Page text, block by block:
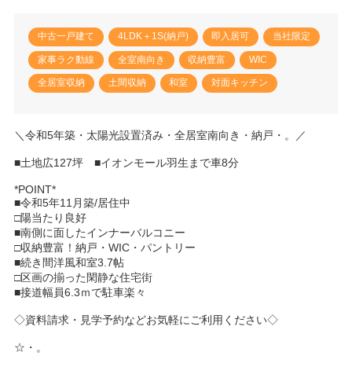
中古一戸建て 4LDK＋1S(納戸) 即入居可 当社限定
家事ラク動線 全室南向き 収納豊富 WIC
全居室収納 土間収納 和室 対面キッチン
＼令和5年築・太陽光設置済み・全居室南向き・納戸・。／
■土地広127坪 ■イオンモール羽生まで車8分
*POINT*
■令和5年11月築/居住中
□陽当たり良好
■南側に面したインナーバルコニー
□収納豊富！納戸・WIC・パントリー
■続き間洋風和室3.7帖
□区画の揃った閑静な住宅街
■接道幅員6.3ｍで駐車楽々
◇資料請求・見学予約などお気軽にご利用ください◇
☆・。